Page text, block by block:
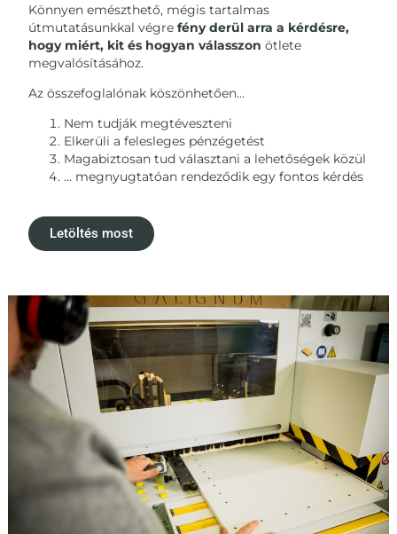
Könnyen emészthető, mégis tartalmas
útmutatásunkkal végre fény derül arra a kérdésre,
hogy miért, kit és hogyan válasszon ötlete
megvalósításához.
Az összefoglalónak köszönhetően…
Nem tudják megtéveszteni
Elkerüli a felesleges pénzégetést
Magabiztosan tud választani a lehetőségek közül
… megnyugtatóan rendeződik egy fontos kérdés
Letöltés most